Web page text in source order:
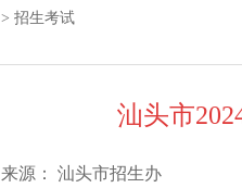
> 招生考试
汕头市
来源： 汕头市招生办